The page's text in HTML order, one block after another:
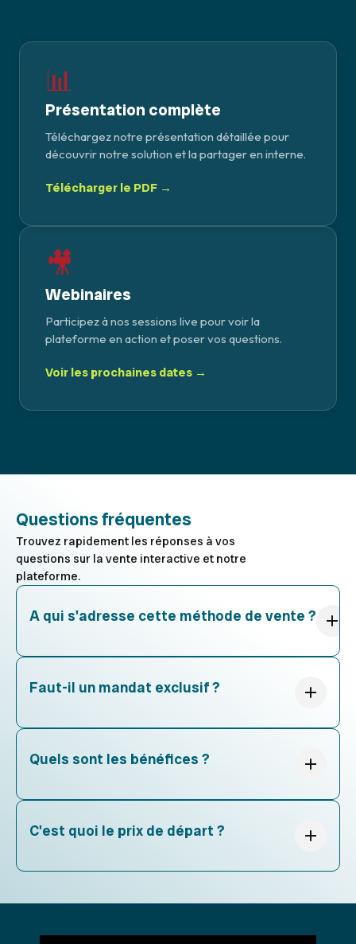
📊
Présentation complète
Téléchargez notre présentation détaillée pour
découvrir notre solution et la partager en interne.
Télécharger le PDF →
🎥
Webinaires
Participez à nos sessions live pour voir la
plateforme en action et poser vos questions.
Voir les prochaines dates →
Questions fréquentes
Trouvez rapidement les réponses à vos
questions sur la vente interactive et notre
plateforme.
A qui s'adresse cette méthode de vente ?
Faut-il un mandat exclusif ?
Quels sont les bénéfices ?
C'est quoi le prix de départ ?